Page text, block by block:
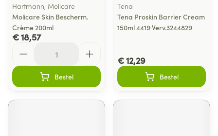
Hartmann, Molicare
Molicare Skin Bescherm.
Crème 200ml
€ 18,57
Bestel
Tena
Tena Proskin Barrier Cream
150ml 4419 Verv.3244829
€ 12,29
Bestel